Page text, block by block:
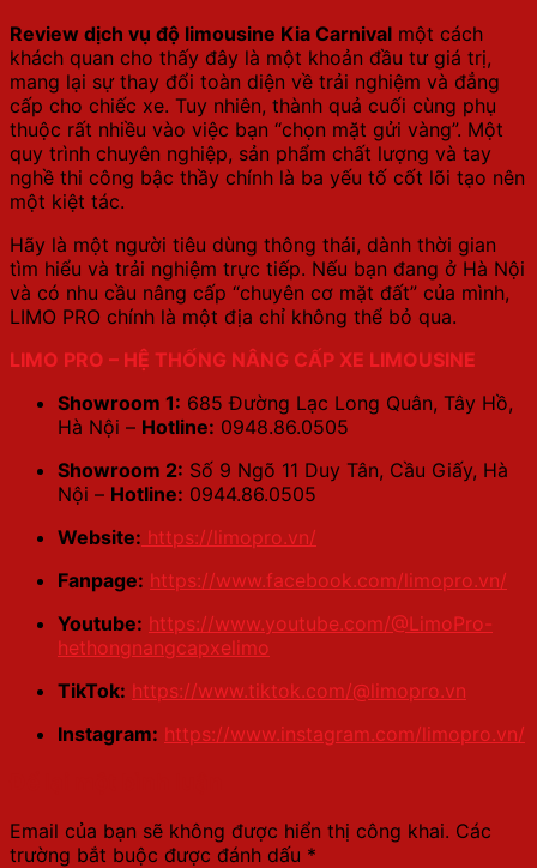
Review dịch vụ độ limousine Kia Carnival một cách
khách quan cho thấy đây là một khoản đầu tư giá trị,
mang lại sự thay đổi toàn diện về trải nghiệm và đẳng
cấp cho chiếc xe. Tuy nhiên, thành quả cuối cùng phụ
thuộc rất nhiều vào việc bạn “chọn mặt gửi vàng”. Một
quy trình chuyên nghiệp, sản phẩm chất lượng và tay
nghề thi công bậc thầy chính là ba yếu tố cốt lõi tạo nên
một kiệt tác.
Hãy là một người tiêu dùng thông thái, dành thời gian
tìm hiểu và trải nghiệm trực tiếp. Nếu bạn đang ở Hà Nội
và có nhu cầu nâng cấp “chuyên cơ mặt đất” của mình,
LIMO PRO chính là một địa chỉ không thể bỏ qua.
LIMO PRO – HỆ THỐNG NÂNG CẤP XE LIMOUSINE
Showroom 1: 685 Đường Lạc Long Quân, Tây Hồ,
Hà Nội – Hotline: 0948.86.0505
Showroom 2: Số 9 Ngõ 11 Duy Tân, Cầu Giấy, Hà
Nội – Hotline: 0944.86.0505
Website: https://limopro.vn/
Fanpage: https://www.facebook.com/limopro.vn/
Youtube: https://www.youtube.com/@LimoPro-
hethongnangcapxelimo
TikTok: https://www.tiktok.com/@limopro.vn
Instagram: https://www.instagram.com/limopro.vn/
Email của bạn sẽ không được hiển thị công khai. Các
trường bắt buộc được đánh dấu *